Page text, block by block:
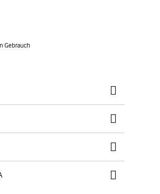
Gebrauch